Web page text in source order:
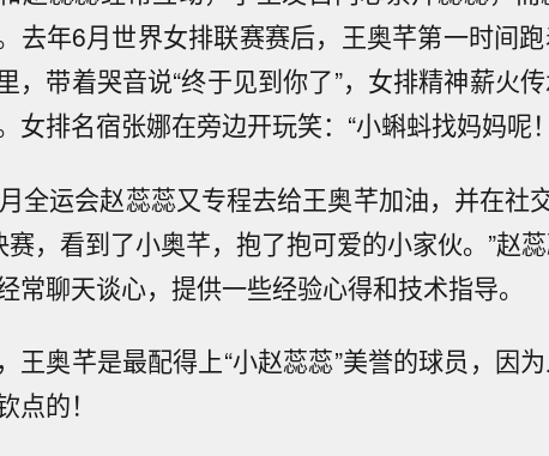
去年6月世界女排联赛赛后，王奥芊第一时间
，带着哭音说“终于见到你了”，女排精神薪火
女排名宿张娜在旁边开玩笑：“小蝌蚪找妈妈呢
全运会赵蕊蕊又专程去给王奥芊加油，并在社
赛，看到了小奥芊，抱了抱可爱的小家伙。”赵
常聊天谈心，提供一些经验心得和技术指导。
王奥芊是最配得上“小赵蕊蕊”美誉的球员，因
点的！